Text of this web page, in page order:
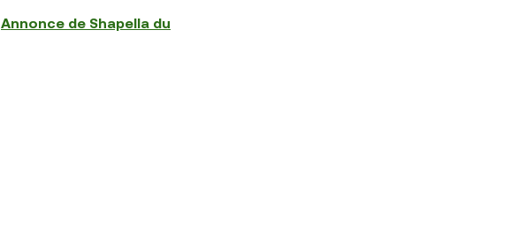
Annonce de Shapella du